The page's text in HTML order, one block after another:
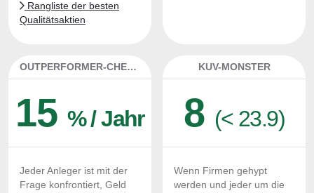
Rangliste der besten
Qualitätsaktien
OUTPERFORMER-CHECK
15 % / Jahr
Jeder Anleger ist mit der
Frage konfrontiert, Geld
KUV-MONSTER
8 (< 23.9)
Wenn Firmen gehypt
werden und jeder um die